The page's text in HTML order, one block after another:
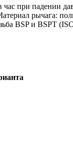
час при падении
рычага:
BSP и BSPT